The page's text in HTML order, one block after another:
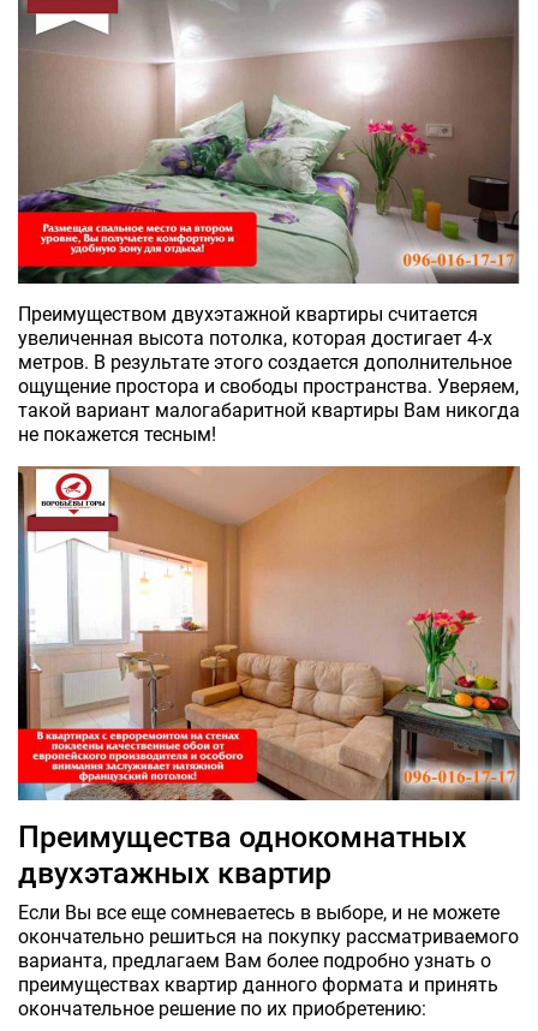
Преимуществом двухэтажной квартиры считается
увеличенная высота потолка, которая достигает 4-х
метров. В результате этого создается дополнительное
ощущение простора и свободы пространства. Уверяем,
такой вариант малогабаритной квартиры Вам никогда
не покажется тесным!
Преимущества однокомнатных
двухэтажных квартир
Если Вы все еще сомневаетесь в выборе, и не можете
окончательно решиться на покупку рассматриваемого
варианта, предлагаем Вам более подробно узнать о
преимуществах квартир данного формата и принять
окончательное решение по их приобретению: